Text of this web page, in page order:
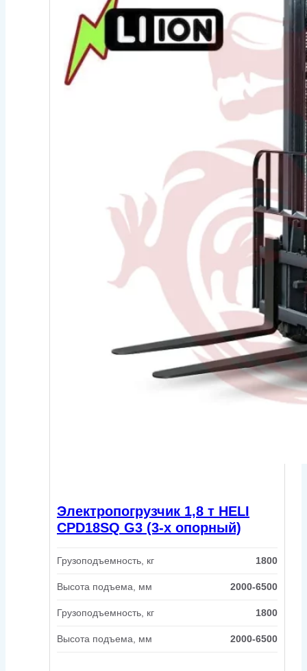
Электропогрузчик 1,8 т HELI
CPD18SQ G3 (3-х опорный)
Грузоподъемность, кг 1800
Высота подъема, мм 2000-6500
Грузоподъемность, кг 1800
Высота подъема, мм 2000-6500